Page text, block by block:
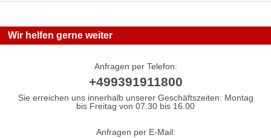
Wir helfen gerne weiter
Anfragen per Telefon:
+499391911800
Sie erreichen uns innerhalb unserer Geschäftszeiten: Montag
bis Freitag von 07.30 bis 16.00
Anfragen per E-Mail: